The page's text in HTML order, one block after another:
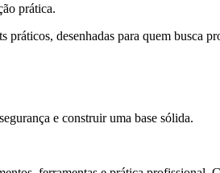
prática.
práticos, desenhadas para quem busca
e construir uma base sólida.